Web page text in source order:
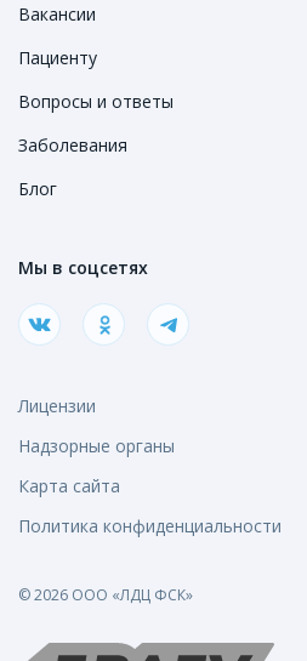
Вакансии
Пациенту
Вопросы и ответы
Заболевания
Блог
Мы в соцсетях
Лицензии
Надзорные органы
Карта сайта
Политика конфиденциальности
© 2026 ООО «ЛДЦ ФСК»